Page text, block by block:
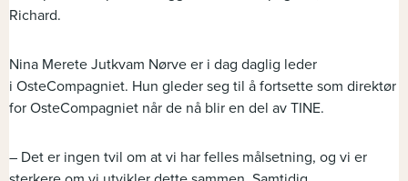
Richard.
Nina Merete Jutkvam Nørve er i dag daglig leder
i OsteCompagniet. Hun gleder seg til å fortsette som direktør
for OsteCompagniet når de nå blir en del av TINE.
– Det er ingen tvil om at vi har felles målsetning, og vi er